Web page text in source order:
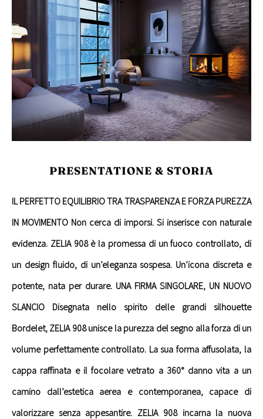
PRESENTATIONE & STORIA
IL PERFETTO EQUILIBRIO TRA TRASPARENZA E FORZA PUREZZA
IN MOVIMENTO Non cerca di imporsi. Si inserisce con naturale
evidenza. ZELIA 908 è la promessa di un fuoco controllato, di
un design fluido, di un’eleganza sospesa. Un’icona discreta e
potente, nata per durare. UNA FIRMA SINGOLARE, UN NUOVO
SLANCIO Disegnata nello spirito delle grandi silhouette
Bordelet, ZELIA 908 unisce la purezza del segno alla forza di un
volume perfettamente controllato. La sua forma affusolata, la
cappa raffinata e il focolare vetrato a 360° danno vita a un
camino dall’estetica aerea e contemporanea, capace di
valorizzare senza appesantire. ZELIA 908 incarna la nuova